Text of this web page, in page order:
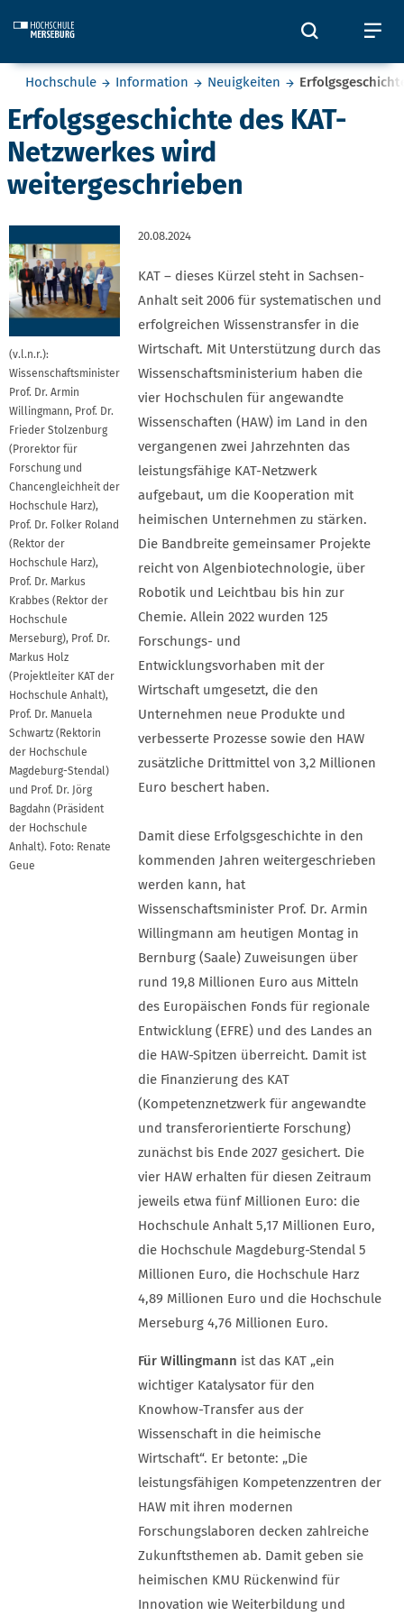
Öffnet
Sie befinden sich hier:
Hochschule Information Neuigkeiten
Erfolgsgeschichte des KAT-
Netzwerkes wird
weitergeschrieben
(v.l.n.r.):
Wissenschaftsminister
Prof. Dr. Armin
Willingmann, Prof. Dr.
Frieder Stolzenburg
(Prorektor für
Forschung und
Chancengleichheit der
Hochschule Harz),
Prof. Dr. Folker Roland
(Rektor der
Hochschule Harz),
Prof. Dr. Markus
Krabbes (Rektor der
Hochschule
Merseburg), Prof. Dr.
Markus Holz
(Projektleiter KAT der
Hochschule Anhalt),
Prof. Dr. Manuela
Schwartz (Rektorin
der Hochschule
Magdeburg-Stendal)
und Prof. Dr. Jörg
Bagdahn (Präsident
der Hochschule
Anhalt). Foto: Renate
Geue
20.08.2024
KAT – dieses Kürzel steht in Sachsen-
Anhalt seit 2006 für systematischen und
erfolgreichen Wissenstransfer in die
Wirtschaft. Mit Unterstützung durch das
Wissenschaftsministerium haben die
vier Hochschulen für angewandte
Wissenschaften (HAW) im Land in den
vergangenen zwei Jahrzehnten das
leistungsfähige KAT-Netzwerk
aufgebaut, um die Kooperation mit
heimischen Unternehmen zu stärken.
Die Bandbreite gemeinsamer Projekte
reicht von Algenbiotechnologie, über
Robotik und Leichtbau bis hin zur
Chemie. Allein 2022 wurden 125
Forschungs- und
Entwicklungsvorhaben mit der
Wirtschaft umgesetzt, die den
Unternehmen neue Produkte und
verbesserte Prozesse sowie den HAW
zusätzliche Drittmittel von 3,2 Millionen
Euro beschert haben.
Damit diese Erfolgsgeschichte in den
kommenden Jahren weitergeschrieben
werden kann, hat
Wissenschaftsminister Prof. Dr. Armin
Willingmann am heutigen Montag in
Bernburg (Saale) Zuweisungen über
rund 19,8 Millionen Euro aus Mitteln
des Europäischen Fonds für regionale
Entwicklung (EFRE) und des Landes an
die HAW-Spitzen überreicht. Damit ist
die Finanzierung des KAT
(Kompetenznetzwerk für angewandte
und transferorientierte Forschung)
zunächst bis Ende 2027 gesichert. Die
vier HAW erhalten für diesen Zeitraum
jeweils etwa fünf Millionen Euro: die
Hochschule Anhalt 5,17 Millionen Euro,
die Hochschule Magdeburg-Stendal 5
Millionen Euro, die Hochschule Harz
4,89 Millionen Euro und die Hochschule
Merseburg 4,76 Millionen Euro.
Für Willingmann ist das KAT „ein
wichtiger Katalysator für den
Knowhow-Transfer aus der
Wissenschaft in die heimische
Wirtschaft“. Er betonte: „Die
leistungsfähigen Kompetenzzentren der
HAW mit ihren modernen
Forschungslaboren decken zahlreiche
Zukunftsthemen ab. Damit geben sie
heimischen KMU Rückenwind für
Innovation wie Weiterbildung und